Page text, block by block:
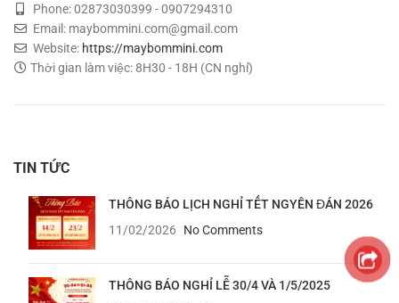
Phone: 02873030399 - 0907294310
Email: maybommini.com@gmail.com
Website: https://maybommini.com
Thời gian làm việc: 8H30 - 18H (CN nghỉ)
TIN TỨC
THÔNG BÁO LỊCH NGHỈ TẾT NGYÊN ĐÁN 2026
11/02/2026
No Comments
THÔNG BÁO NGHỈ LỄ 30/4 VÀ 1/5/2025